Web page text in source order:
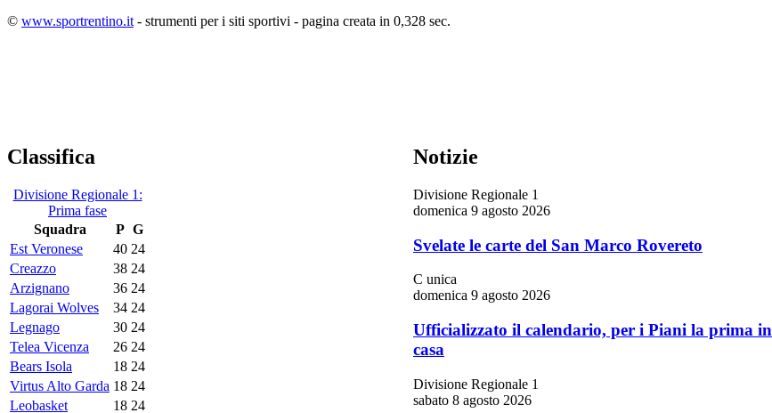
© www.sportrentino.it - strumenti per i siti sportivi - pagina creata in 0,328 sec.
Classifica
Divisione Regionale 1:
Prima fase
Squadra
P G
Est Veronese
40 24
Creazzo
38 24
Arzignano
36 24
Lagorai Wolves
34 24
Legnago
30 24
Telea Vicenza
26 24
Bears Isola
18 24
Virtus Alto Garda 18 24
Leobasket
18 24
Notizie
Divisione Regionale 1
domenica 9 agosto 2026
Svelate le carte del San Marco Rovereto
C unica
domenica 9 agosto 2026
Ufficializzato il calendario, per i Piani la prima in
casa
Divisione Regionale 1
sabato 8 agosto 2026